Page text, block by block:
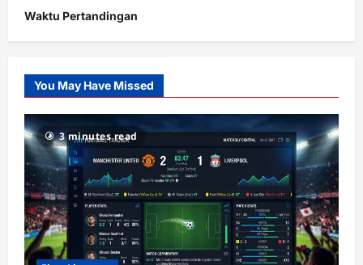
Waktu Pertandingan
Slot
Gacor
RTP
terupdate
You May Have Missed
3 minutes read